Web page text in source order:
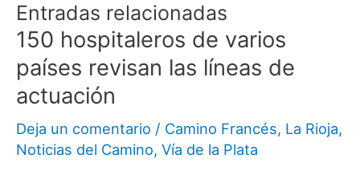
Entradas relacionadas
150 hospitaleros de varios
países revisan las líneas de
actuación
Deja un comentario / Camino Francés, La Rioja,
Noticias del Camino, Vía de la Plata